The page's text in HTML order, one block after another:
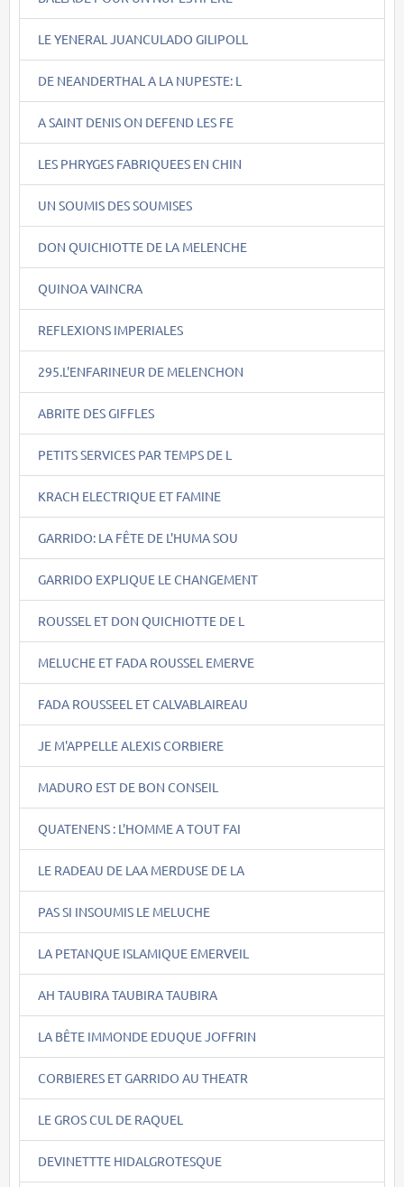
LE YENERAL JUANCULADO GILIPOLL
DE NEANDERTHAL A LA NUPESTE: L
A SAINT DENIS ON DEFEND LES FE
LES PHRYGES FABRIQUEES EN CHIN
UN SOUMIS DES SOUMISES
DON QUICHIOTTE DE LA MELENCHE
QUINOA VAINCRA
REFLEXIONS IMPERIALES
295.L'ENFARINEUR DE MELENCHON
ABRITE DES GIFFLES
PETITS SERVICES PAR TEMPS DE L
KRACH ELECTRIQUE ET FAMINE
GARRIDO: LA FÊTE DE L'HUMA SOU
GARRIDO EXPLIQUE LE CHANGEMENT
ROUSSEL ET DON QUICHIOTTE DE L
MELUCHE ET FADA ROUSSEL EMERVE
FADA ROUSSEEL ET CALVABLAIREAU
JE M'APPELLE ALEXIS CORBIERE
MADURO EST DE BON CONSEIL
QUATENENS : L'HOMME A TOUT FAI
LE RADEAU DE LAA MERDUSE DE LA
PAS SI INSOUMIS LE MELUCHE
LA PETANQUE ISLAMIQUE EMERVEIL
AH TAUBIRA TAUBIRA TAUBIRA
LA BÊTE IMMONDE EDUQUE JOFFRIN
CORBIERES ET GARRIDO AU THEATR
LE GROS CUL DE RAQUEL
DEVINETTTE HIDALGROTESQUE